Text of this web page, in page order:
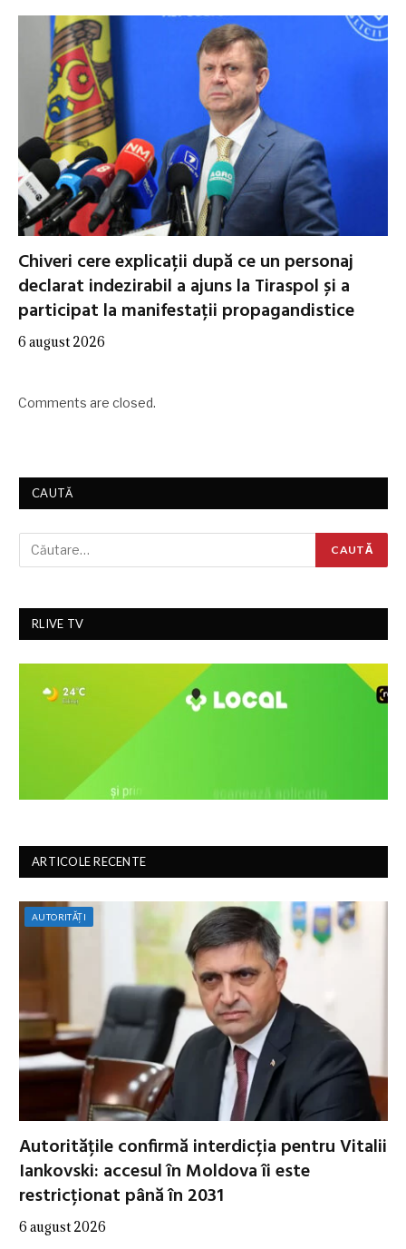
Chiveri cere explicații după ce un personaj
declarat indezirabil a ajuns la Tiraspol și a
participat la manifestații propagandistice
6 august 2026
Comments are closed.
CAUTĂ
RLIVE TV
ARTICOLE RECENTE
AUTORITĂȚI
Autoritățile confirmă interdicția pentru Vitalii
Iankovski: accesul în Moldova îi este
restricționat până în 2031
6 august 2026